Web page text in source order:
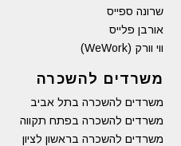
שרונה ספייס
אורבן פלייס
ווי וורק (WeWork)
משרדים להשכרה
משרדים להשכרה בתל אביב
משרדים להשכרה בפתח תקווה
משרדים להשכרה בראשון לציון